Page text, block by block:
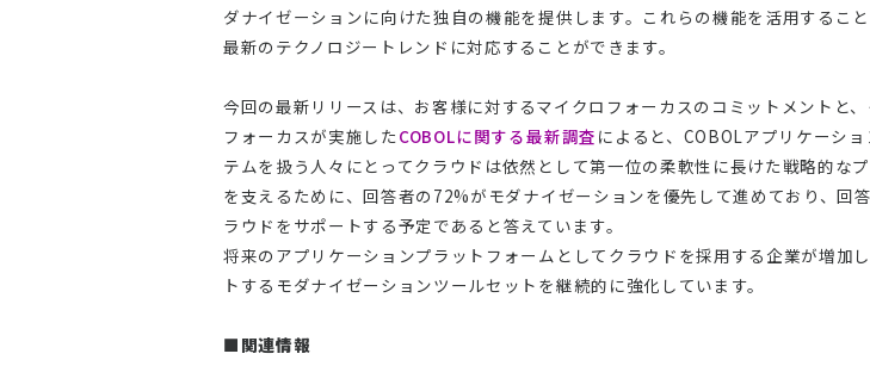
ダナイゼーションに向けた独自の機能を提供します。これらの機能を活用するこ
最新のテクノロジートレンドに対応することができます。
今回の最新リリースは、お客様に対するマイクロフォーカスのコミットメントと
フォーカスが実施したCOBOLに関する最新調査 によると、COBOLアプリケーシ
テムを扱う人々にとってクラウドは依然として第一位の柔軟性に長けた戦略的な
を支えるために、回答者の72%がモダナイゼーションを優先して進めており、回
ラウドをサポートする予定であると答えています。
将来のアプリケーションプラットフォームとしてクラウドを採用する企業が増加
トするモダナイゼーションツールセットを継続的に強化しています。
■関連情報